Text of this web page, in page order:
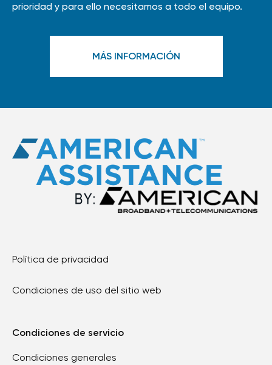
prioridad y para ello necesitamos a todo el equipo.
MÁS INFORMACIÓN
Política de privacidad
Condiciones de uso del sitio web
Condiciones de servicio
Condiciones generales